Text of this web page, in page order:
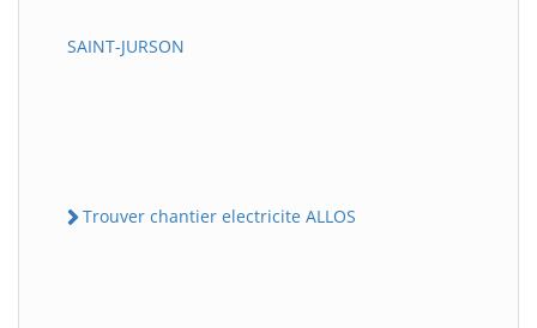
SAINT-JURSON
Trouver chantier electricite ALLOS